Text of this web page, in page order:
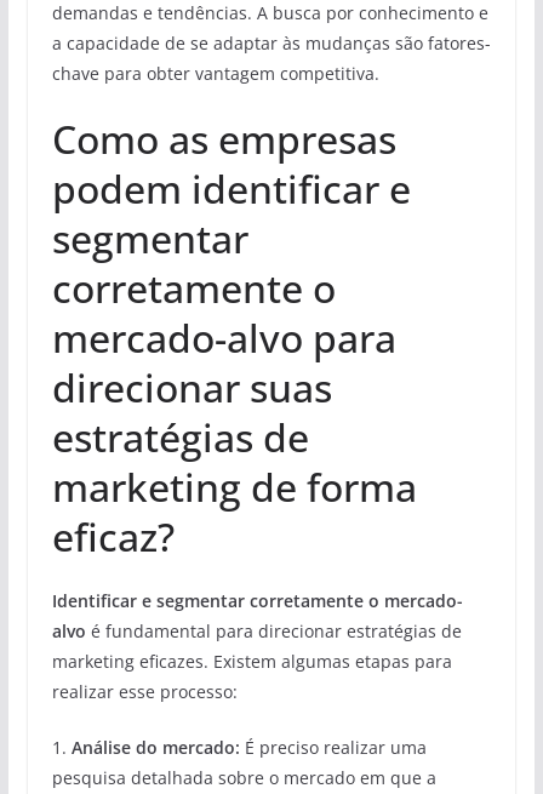
demandas e tendências. A busca por conhecimento e
a capacidade de se adaptar às mudanças são fatores-
chave para obter vantagem competitiva.
Como as empresas
podem identificar e
segmentar
corretamente o
mercado-alvo para
direcionar suas
estratégias de
marketing de forma
eficaz?
Identificar e segmentar corretamente o mercado-
alvo é fundamental para direcionar estratégias de
marketing eficazes. Existem algumas etapas para
realizar esse processo:
1. Análise do mercado: É preciso realizar uma
pesquisa detalhada sobre o mercado em que a